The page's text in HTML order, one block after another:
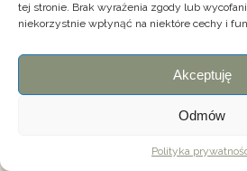
tej stronie. Brak wyrażenia zgody lub
niekorzystnie wpłynąć na niektóre cechy i
Akceptuję
Odmów
Polityka